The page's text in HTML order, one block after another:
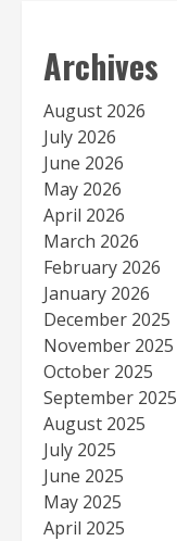
Archives
August 2026
July 2026
June 2026
May 2026
April 2026
March 2026
February 2026
January 2026
December 2025
November 2025
October 2025
September 2025
August 2025
July 2025
June 2025
May 2025
April 2025